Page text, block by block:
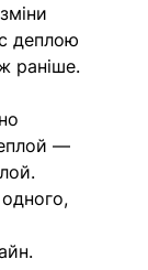
деплою
раніше.
—